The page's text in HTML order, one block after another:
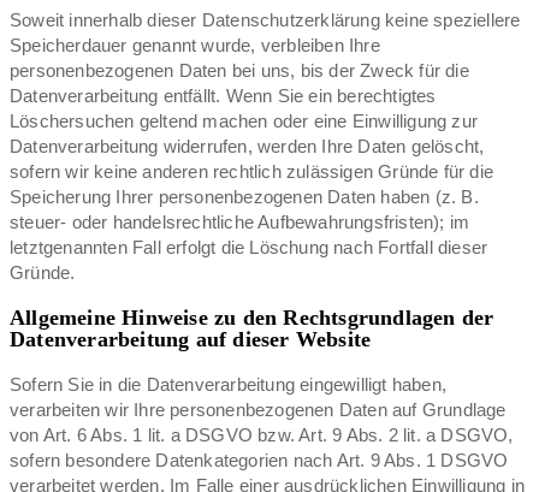
Soweit innerhalb dieser Datenschutzerklärung keine speziellere
Speicherdauer genannt wurde, verbleiben Ihre
personenbezogenen Daten bei uns, bis der Zweck für die
Datenverarbeitung entfällt. Wenn Sie ein berechtigtes
Löschersuchen geltend machen oder eine Einwilligung zur
Datenverarbeitung widerrufen, werden Ihre Daten gelöscht,
sofern wir keine anderen rechtlich zulässigen Gründe für die
Speicherung Ihrer personenbezogenen Daten haben (z. B.
steuer- oder handelsrechtliche Aufbewahrungsfristen); im
letztgenannten Fall erfolgt die Löschung nach Fortfall dieser
Gründe.
Allgemeine Hinweise zu den Rechtsgrundlagen der
Datenverarbeitung auf dieser Website
Sofern Sie in die Datenverarbeitung eingewilligt haben,
verarbeiten wir Ihre personenbezogenen Daten auf Grundlage
von Art. 6 Abs. 1 lit. a DSGVO bzw. Art. 9 Abs. 2 lit. a DSGVO,
sofern besondere Datenkategorien nach Art. 9 Abs. 1 DSGVO
verarbeitet werden. Im Falle einer ausdrücklichen Einwilligung in